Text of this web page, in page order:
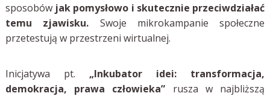
sposobów jak pomysłowo i skutecznie przeciwdziałać
temu zjawisku. Swoje mikrokampanie społeczne
przetestują w przestrzeni wirtualnej.
Inicjatywa pt. „Inkubator idei: transformacja,
demokracja, prawa człowieka” rusza w najbliższą